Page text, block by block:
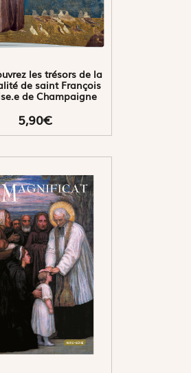
les trésors de la
de saint François
de Champaigne
5,90€